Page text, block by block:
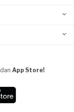
dan App Store!